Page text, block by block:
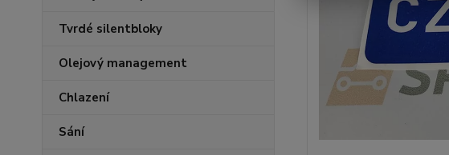
Tvrdé silentbloky
Olejový management
Chlazení
Sání